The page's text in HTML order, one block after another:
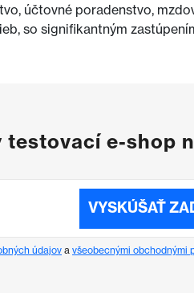
účtovné poradenstvo,
so signifikantným
e-shop
VYSKÚŠAŤ
údajov a všeobecnými obchodnými